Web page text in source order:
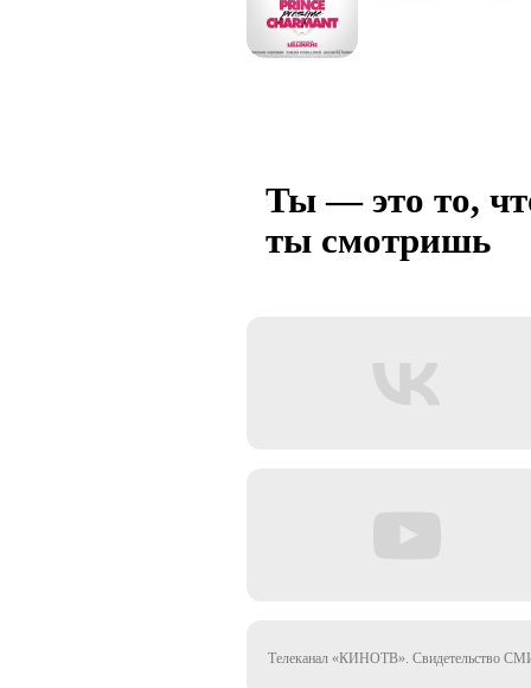
Ты — это то,
ты смотришь
Телеканал «КИНОТВ». Свидетельство